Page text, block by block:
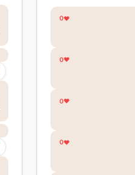
0
0
0
0